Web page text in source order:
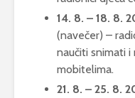
14. 8. – 18. 8.
(navečer) –
naučiti snimati
mobitelima.
21. 8. – 25. 8.